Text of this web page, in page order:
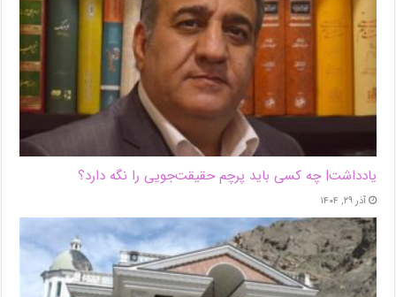
یادداشت| ‌چه کسی باید پرچم حقیقت‌جویی را نگه دارد؟
آذر ۲۹, ۱۴۰۴